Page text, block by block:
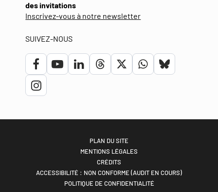
des invitations
Inscrivez-vous à notre newsletter(ouverture
fenêtre)
SUIVEZ-NOUS
Lien
vers
compte
Lien
chaîne
Youtube
Lien
compte
Linkedin
Lien
compte
Threads
Lien
compte
Twitter
Lien
compte
Lien
compte
Lien
PLAN DU SITE
MENTIONS LÉGALES
CRÉDITS
ACCESSIBILITÉ : NON CONFORME (AUDIT EN COURS)
POLITIQUE DE CONFIDENTIALITÉ